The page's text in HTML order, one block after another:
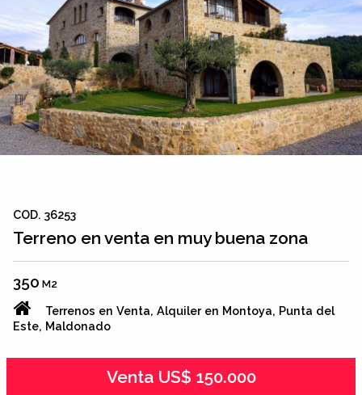
COD. 36253
Terreno en venta en muy buena zona
350 M2
Terrenos en Venta, Alquiler en Montoya, Punta del
Este, Maldonado
Venta US$ 150.000